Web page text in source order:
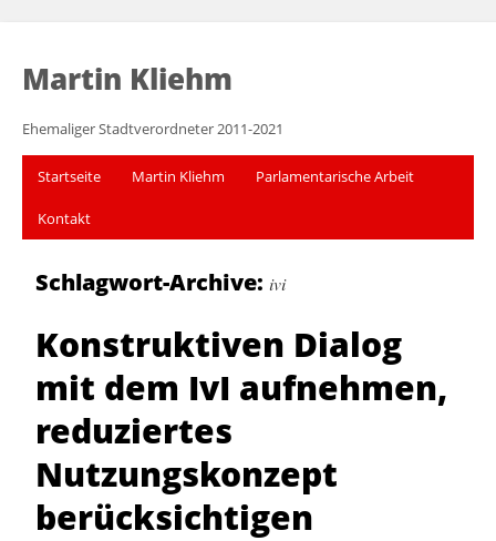
Martin Kliehm
Ehemaliger Stadtverordneter 2011-2021
Startseite Martin Kliehm Parlamentarische Arbeit
Kontakt
Schlagwort-Archive: ivi
Konstruktiven Dialog
mit dem IvI aufnehmen,
reduziertes
Nutzungskonzept
berücksichtigen